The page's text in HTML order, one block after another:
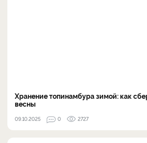
Хранение топинамбура зимой: как
весны
09.10.2025 0 2727